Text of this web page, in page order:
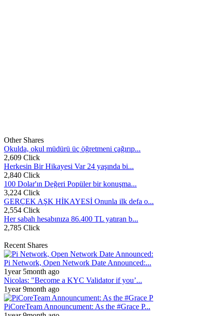
Other Shares
Okulda, okul müdürü üç öğretmeni çağırıp...
2,609 Click
Herkesin Bir Hikayesi Var 24 yaşında bi...
2,840 Click
100 Dolar'ın Değeri Popüler bir konuşma...
3,224 Click
GERÇEK AŞK HİKAYESİ Onunla ilk defa o...
2,554 Click
Her sabah hesabınıza 86.400 TL yatıran b...
2,785 Click
Recent Shares
Pi Network, Open Network Date Announced:...
1year 5month ago
Nicolas: "Become a KYC Validator if you’...
1year 9month ago
PiCoreTeam Announcument: As the #Grace P...